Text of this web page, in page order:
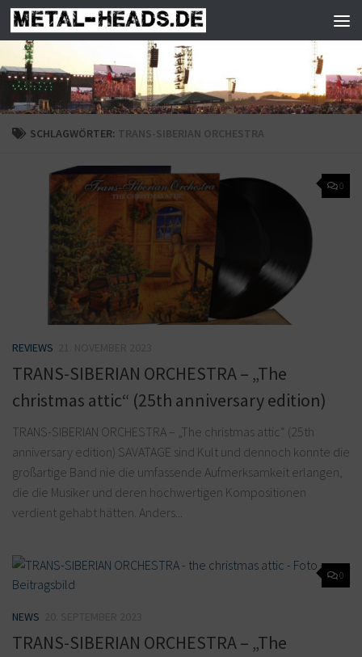
Zum Inhalt springen
SCHLAGWÖRTER: TRANS-SIBERIAN ORCHESTRA
0
REVIEWS
TRANS-SIBERIAN ORCHESTRA – „The
christmas attic“ (25th anniversary edition)
TRANS-SIBERIAN ORCHESTRA – „The christmas attic“ (25th
anniversary edition) SAVATAGE sind Kult und dennoch konnte die
großartige Band nie die umfassende Aufmerksamkeit erlangen,
die die Musiker und deren hochwertigen Kompositionen
verdient gehabt hätten. Anders...
0
NEWS
TRANS-SIBERIAN ORCHESTRA – „The